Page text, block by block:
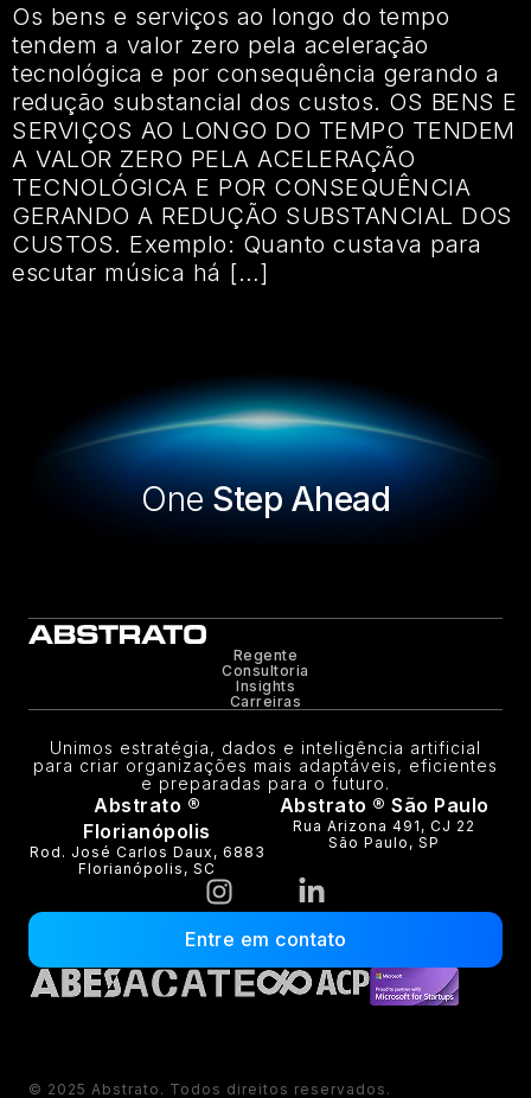
Os bens e serviços ao longo do tempo
tendem a valor zero pela aceleração
tecnológica e por consequência gerando a
redução substancial dos custos. OS BENS E
SERVIÇOS AO LONGO DO TEMPO TENDEM
A VALOR ZERO PELA ACELERAÇÃO
TECNOLÓGICA E POR CONSEQUÊNCIA
GERANDO A REDUÇÃO SUBSTANCIAL DOS
CUSTOS. Exemplo: Quanto custava para
escutar música há […]
OneStep Ahead
Regente
Consultoria
Insights
Carreiras
Unimos estratégia, dados e inteligência artificial
para criar organizações mais adaptáveis, eficientes
e preparadas para o futuro.
Abstrato ®
Florianópolis
Rod. José Carlos Daux, 6883
Florianópolis, SC
Abstrato ® São Paulo
Rua Arizona 491, CJ 22
São Paulo, SP
Entre em contato
© 2025 Abstrato. Todos direitos reservados.